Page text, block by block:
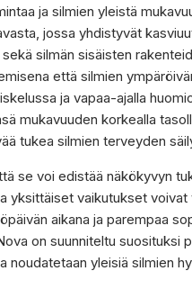
ja silmien yleistä
jossa yhdistyvät
silmän sisäisten
että silmien
ja vapaa-ajalla
mukavuuden korkealla
tukea silmien terveyden
se voi edistää näkökyvyn
yksittäiset vaikutukset
aikana ja parempaa
on suunniteltu suosituksi
noudatetaan yleisiä silmien